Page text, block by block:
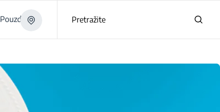
Pouzdano Pretražite